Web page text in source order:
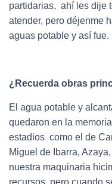
partidarias, ahí les dije
atender, pero déjenme
aguas potable y así fue.
¿Recuerda obras
El agua potable y
quedaron en la
estadios como el de
Miguel de Ibarra,
nuestra maquinaria
recursos, pero cuando